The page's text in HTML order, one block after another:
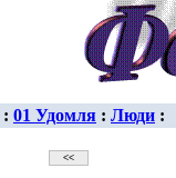
: 01 Удомля : Люди :